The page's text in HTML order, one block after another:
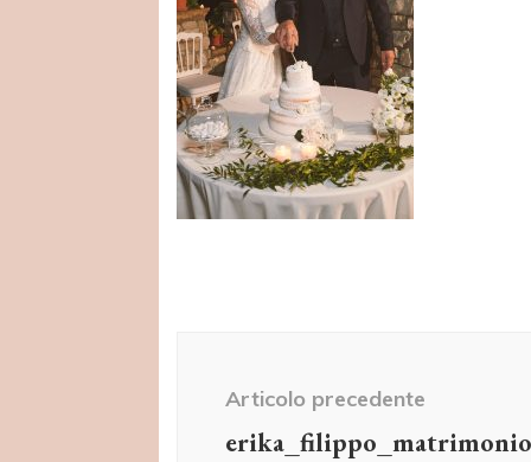
articolo
Articolo precedente
erika_filippo_matrimonio